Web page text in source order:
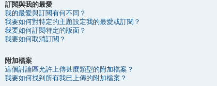
訂閱與我的最愛
我的最愛與訂閱有何不同？
我要如何對特定的主題設定我的最愛或訂閱？
我要如何訂閱特定的版面？
我要如何取消訂閱？
附加檔案
這個討論區允許上傳甚麼類型的附加檔案？
我要如何找到所有我已上傳的附加檔案？